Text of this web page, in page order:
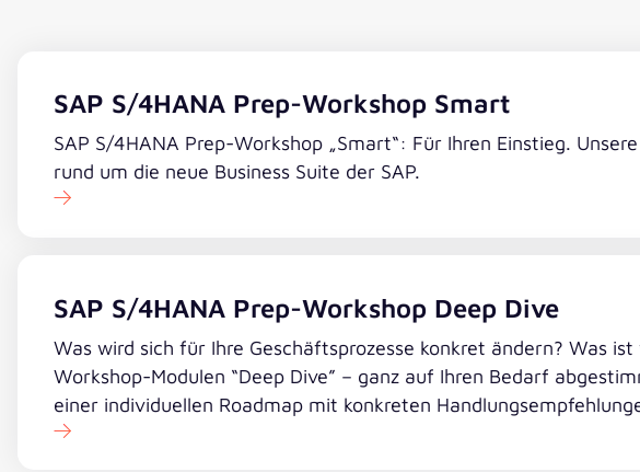
SAP S/4HANA Prep-Workshop Smart
SAP S/4HANA Prep-Workshop „Smart“: Für Ihren Einstieg.
rund um die neue Business Suite der SAP.
SAP S/4HANA Prep-Workshop Deep Dive
Was wird sich für Ihre Geschäftsprozesse konkret ändern? Was
Workshop-Modulen “Deep Dive” – ganz auf Ihren Bedarf
einer individuellen Roadmap mit konkreten